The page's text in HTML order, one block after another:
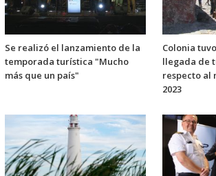
Se realizó el lanzamiento de la
temporada turística "Mucho
más que un país"
Colonia
llegada de
respecto al
2023